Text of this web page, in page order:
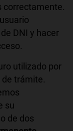
correctamente.
DNI y hacer
utilizado por
de trámite.
su
de dos